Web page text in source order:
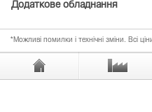
Додаткове обладнання
*Можливі помилки і технічні зміни. Всі